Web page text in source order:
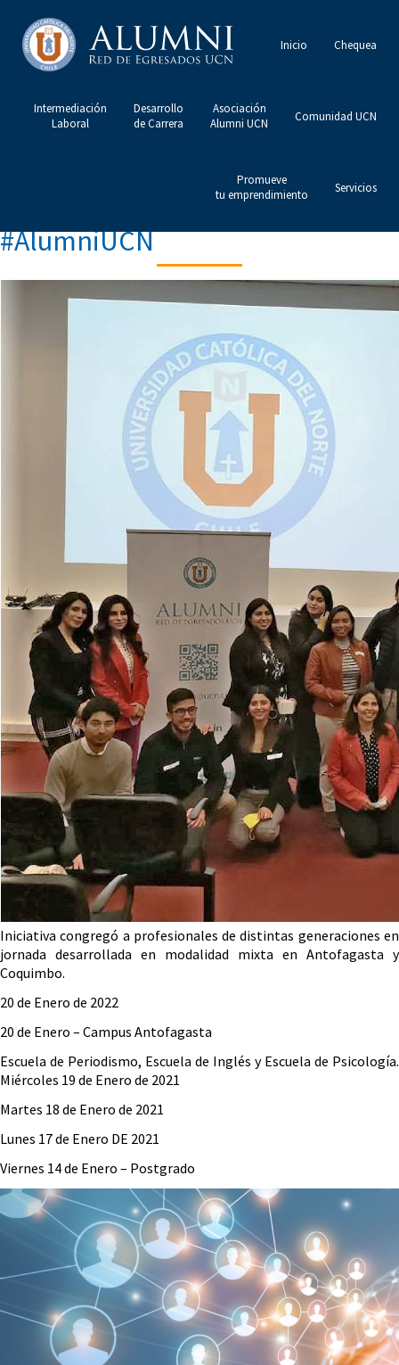
Inicio Chequea
Intermediación
Laboral
Desarrollo
de Carrera
Asociación
Alumni UCN
Comunidad UCN
Promueve
tu emprendimiento
Servicios
#AlumniUCN
Iniciativa congregó a profesionales de distintas generaciones en
jornada desarrollada en modalidad mixta en Antofagasta y
Coquimbo.
20 de Enero de 2022
20 de Enero – Campus Antofagasta
Escuela de Periodismo, Escuela de Inglés y Escuela de Psicología.
Miércoles 19 de Enero de 2021
Martes 18 de Enero de 2021
Lunes 17 de Enero DE 2021
Viernes 14 de Enero – Postgrado